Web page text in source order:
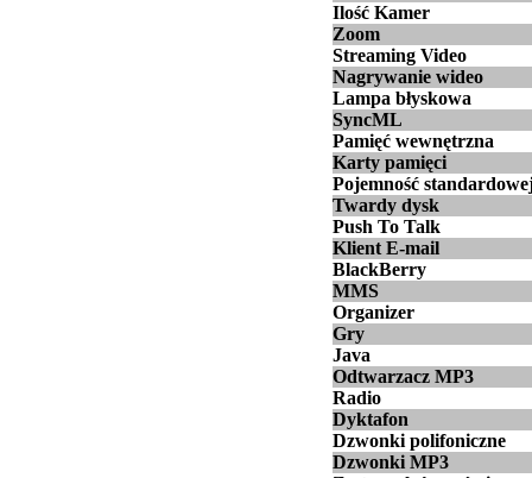
Ilość Kamer
Zoom
Streaming Video
Nagrywanie wideo
Lampa błyskowa
SyncML
Pamięć wewnętrzna
Karty pamięci
Pojemność
Twardy dysk
Push To Talk
Klient E-mail
BlackBerry
MMS
Organizer
Gry
Java
Odtwarzacz MP3
Radio
Dyktafon
Dzwonki polifoniczne
Dzwonki MP3